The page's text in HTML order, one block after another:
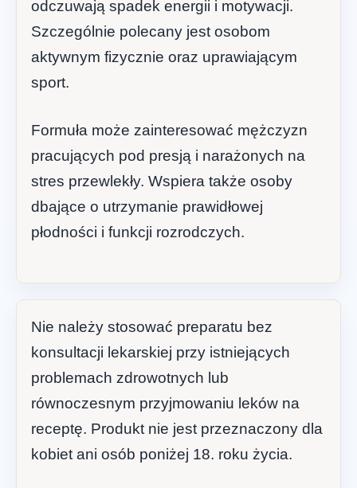
odczuwają spadek energii i motywacji.
Szczególnie polecany jest osobom
aktywnym fizycznie oraz uprawiającym
sport.
Formuła może zainteresować mężczyzn
pracujących pod presją i narażonych na
stres przewlekły. Wspiera także osoby
dbające o utrzymanie prawidłowej
płodności i funkcji rozrodczych.
Nie należy stosować preparatu bez
konsultacji lekarskiej przy istniejących
problemach zdrowotnych lub
równoczesnym przyjmowaniu leków na
receptę. Produkt nie jest przeznaczony dla
kobiet ani osób poniżej 18. roku życia.